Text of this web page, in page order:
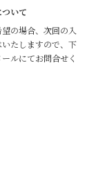
いて
の場合、次回の入
たしますので、下
ルにてお問合せく